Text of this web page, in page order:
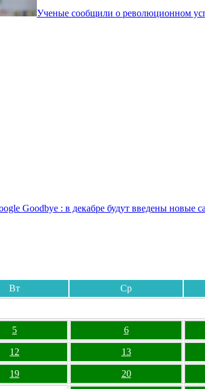
Ученые сообщили о революционном
Goodbye : в декабре будут введены новые
Вт Ср
5 6
12 13
19 20